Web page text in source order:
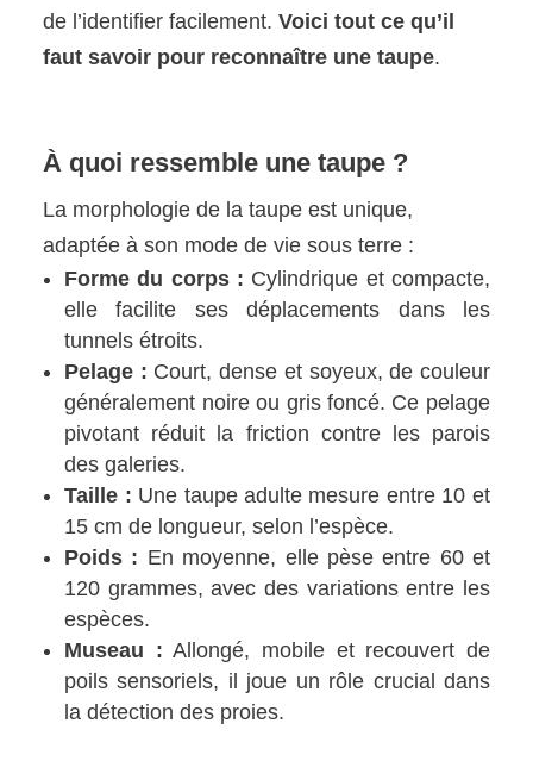
de l’identifier facilement.Voici tout ce qu’il
faut savoir pour reconnaître une taupe.
À quoi ressemble une taupe ?
La morphologie de la taupe est unique,
adaptée à son mode de vie sous terre :
Forme du corps : Cylindrique et compacte,
elle facilite ses déplacements dans les
tunnels étroits.
Pelage : Court, dense et soyeux, de couleur
généralement noire ou gris foncé. Ce pelage
pivotant réduit la friction contre les parois
des galeries.
Taille : Une taupe adulte mesure entre 10 et
15 cm de longueur, selon l’espèce.
Poids : En moyenne, elle pèse entre 60 et
120 grammes, avec des variations entre les
espèces.
Museau : Allongé, mobile et recouvert de
poils sensoriels, il joue un rôle crucial dans
la détection des proies.